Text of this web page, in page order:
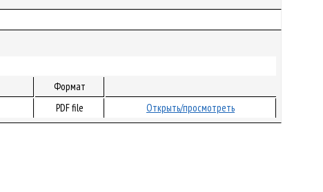
Формат
PDF file Открыть/просмотреть